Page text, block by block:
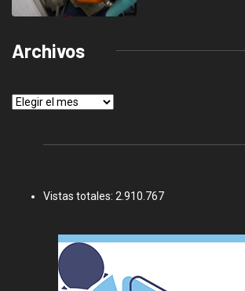
Archivos
Archivos
Vistas totales: 2.910.767